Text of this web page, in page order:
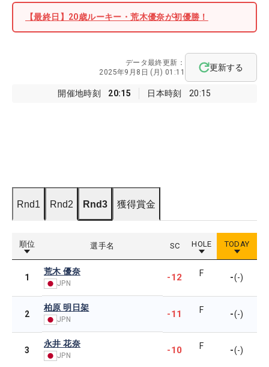
【最終日】20歳ルーキー・荒木優奈が初優勝！
開催地時刻 20:15 日本時刻 20:15
データ最終更新：
2025年9月8日 (月) 01:11
更新する
Rnd1 Rnd2 Rnd3 獲得賞金
順位 選手名 SC HOLE TODAY
1
荒木 優奈
JPN
-12 F -(-)
2
柏原 明日架
JPN -11 F -(-)
3
永井 花奈
JPN -10 F -(-)